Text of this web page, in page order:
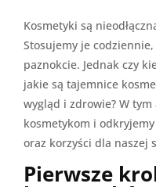
Kosmetyki są
Stosujemy je
paznokcie. Jednak czy
jakie są tajemnice
wygląd i zdrowie? W
kosmetykom i
oraz korzyści dla naszej
Pierwsze